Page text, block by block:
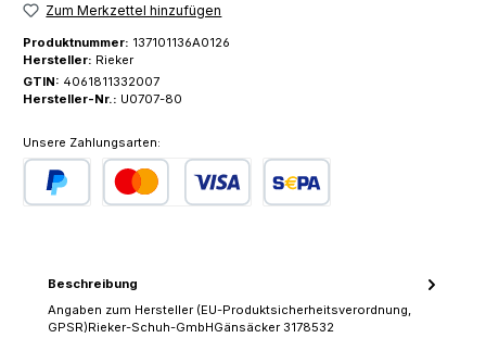
Zum Merkzettel hinzufügen
Produktnummer: 137101136A0126
Hersteller: Rieker
GTIN: 4061811332007
Hersteller-Nr.: U0707-80
Unsere Zahlungsarten:
Beschreibung
Angaben zum Hersteller (EU-Produktsicherheitsverordnung,
GPSR)Rieker-Schuh-GmbHGänsäcker 3178532